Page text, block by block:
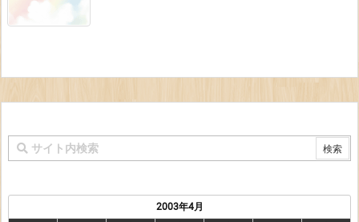
2003年4月